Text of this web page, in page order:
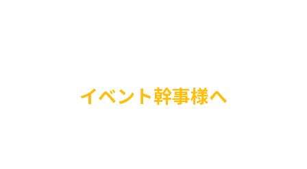
イベント幹事様へ